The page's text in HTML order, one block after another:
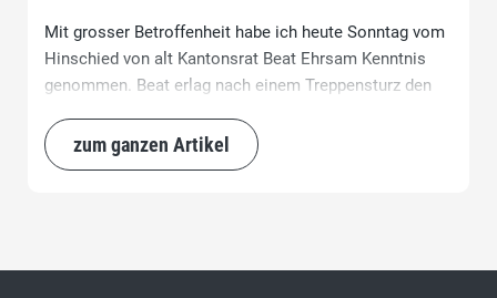
Mit grosser Betroffenheit habe ich heute Sonntag vom
Hinschied von alt Kantonsrat Beat Ehrsam Kenntnis
genommen. Beat erlag nach einem Treppensturz den
zum ganzen Artikel